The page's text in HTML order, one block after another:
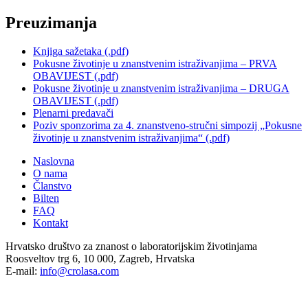
Preuzimanja
Knjiga sažetaka (.pdf)
Pokusne životinje u znanstvenim istraživanjima – PRVA
OBAVIJEST (.pdf)
Pokusne životinje u znanstvenim istraživanjima – DRUGA
OBAVIJEST (.pdf)
Plenarni predavači
Poziv sponzorima za 4. znanstveno-stručni simpozij „Pokusne
životinje u znanstvenim istraživanjima“ (.pdf)
Naslovna
O nama
Članstvo
Bilten
FAQ
Kontakt
Hrvatsko društvo za znanost o laboratorijskim životinjama
Roosveltov trg 6, 10 000, Zagreb, Hrvatska
E-mail: info@crolasa.com